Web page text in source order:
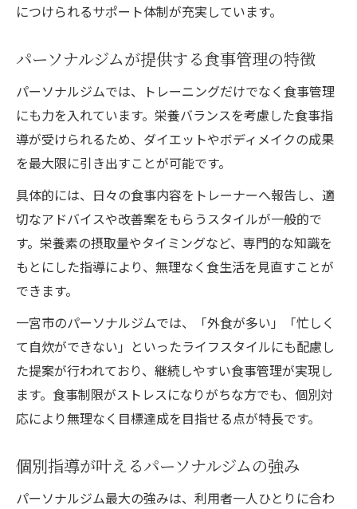
につけられるサポート体制が充実しています。
パーソナルジムが提供する食事管理の特徴
パーソナルジムでは、トレーニングだけでなく食事管理
にも力を入れています。栄養バランスを考慮した食事指
導が受けられるため、ダイエットやボディメイクの成果
を最大限に引き出すことが可能です。
具体的には、日々の食事内容をトレーナーへ報告し、適
切なアドバイスや改善案をもらうスタイルが一般的で
す。栄養素の摂取量やタイミングなど、専門的な知識を
もとにした指導により、無理なく食生活を見直すことが
できます。
一宮市のパーソナルジムでは、「外食が多い」「忙しく
て自炊ができない」といったライフスタイルにも配慮し
た提案が行われており、継続しやすい食事管理が実現し
ます。食事制限がストレスになりがちな方でも、個別対
応により無理なく目標達成を目指せる点が特長です。
個別指導が叶えるパーソナルジムの強み
パーソナルジム最大の強みは、利用者一人ひとりに合わ